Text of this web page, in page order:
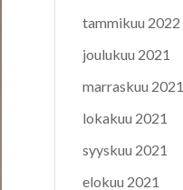
tammikuu 2022
joulukuu 2021
marraskuu 2021
lokakuu 2021
syyskuu 2021
elokuu 2021